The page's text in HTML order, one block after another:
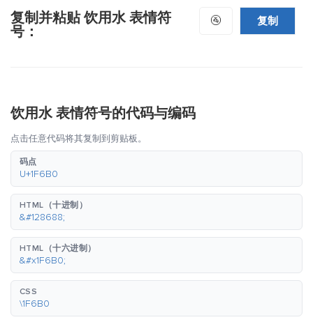
复制并粘贴 饮用水 表情符
号：
🚰 复制
饮用水 表情符号的代码与编码
点击任意代码将其复制到剪贴板。
码点
U+1F6B0
HTML（十进制）
&#128688;
HTML（十六进制）
&#x1F6B0;
CSS
\1F6B0